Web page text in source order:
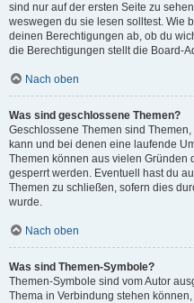
sind nur auf der ersten Seite zu
weswegen du sie lesen solltest. Wie
deinen Berechtigungen ab, ob du
die Berechtigungen stellt die Board-
Nach oben
Was sind geschlossene Themen?
Geschlossene Themen sind
kann und bei denen eine laufende
Themen können aus vielen Gründen
gesperrt werden. Eventuell hast du
Themen zu schließen, sofern dies
wurde.
Nach oben
Was sind Themen-Symbole?
Themen-Symbole sind vom Autor
Thema in Verbindung stehen